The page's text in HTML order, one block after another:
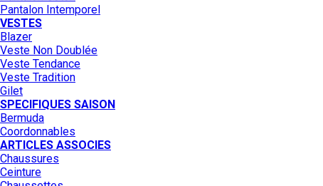
Pantalon Intemporel
VESTES
Blazer
Veste Non Doublée
Veste Tendance
Veste Tradition
Gilet
SPECIFIQUES SAISON
Bermuda
Coordonnables
ARTICLES ASSOCIES
Chaussures
Ceinture